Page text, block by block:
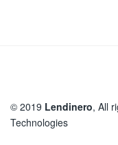
© 2019 Lendinero, All
Technologies